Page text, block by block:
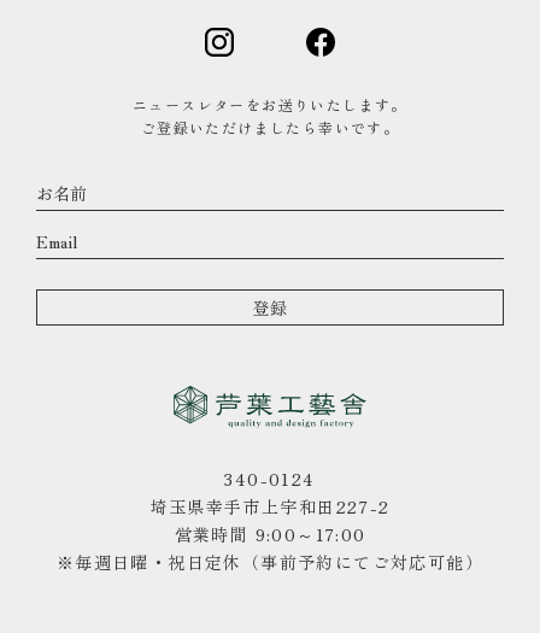
ニュースレターをお送りいたします。
ご登録いただけましたら幸いです。
340-0124
埼玉県幸手市上宇和田227-2
営業時間 9:00～17:00
※毎週日曜・祝日定休（事前予約にてご対応可能）